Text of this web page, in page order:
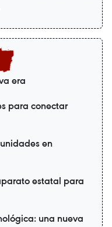
era
para conectar
en
estatal para
una nueva